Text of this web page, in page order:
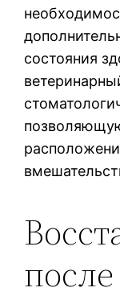
состояния